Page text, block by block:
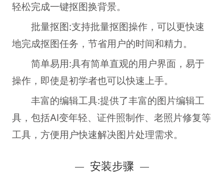
轻松完成一键抠图换背景。
批量抠图:支持批量抠图操作，可以更快速
地完成抠图任务，节省用户的时间和精力。
简单易用:具有简单直观的用户界面，易于
操作，即使是初学者也可以快速上手。
丰富的编辑工具:提供了丰富的图片编辑工
具，包括AI变年轻、证件照制作、老照片修复等
工具，方便用户快速解决图片处理需求。
安装步骤